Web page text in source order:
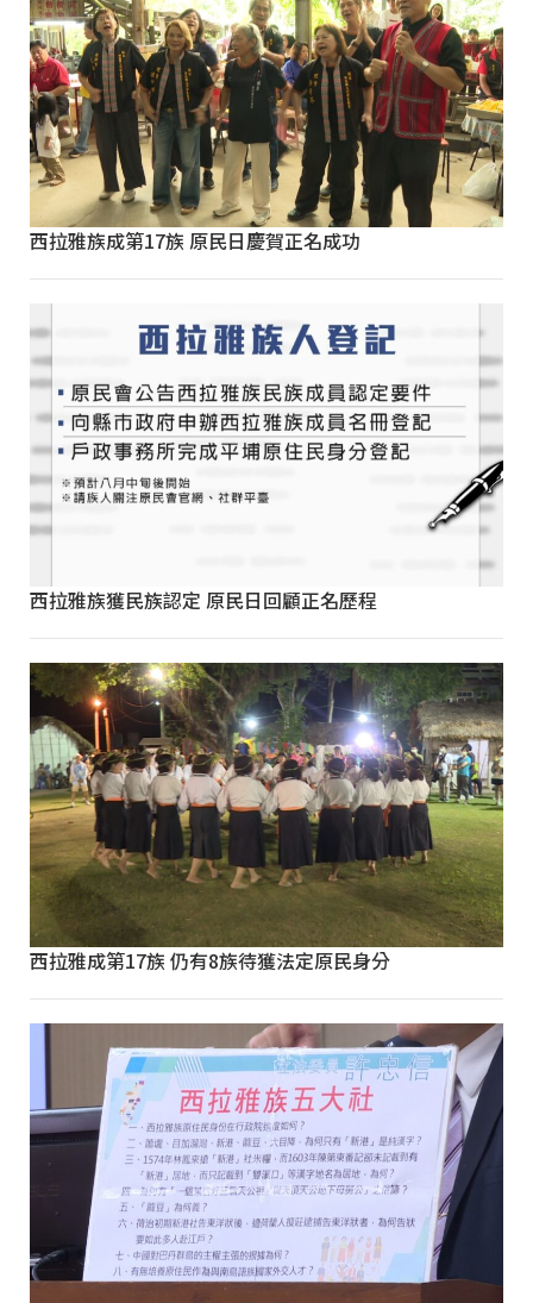
西拉雅族成第17族 原民日慶賀正名成功
西拉雅族獲民族認定 原民日回顧正名歷程
西拉雅成第17族 仍有8族待獲法定原民身分